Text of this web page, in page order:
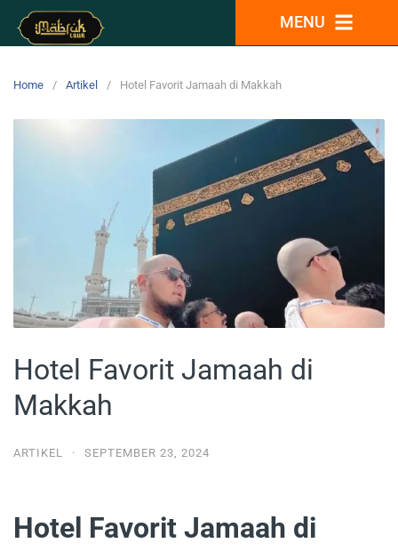
MENU
Home Artikel Hotel Favorit Jamaah di Makkah
Hotel Favorit Jamaah di
Makkah
ARTIKEL · SEPTEMBER 23, 2024
Hotel Favorit Jamaah di